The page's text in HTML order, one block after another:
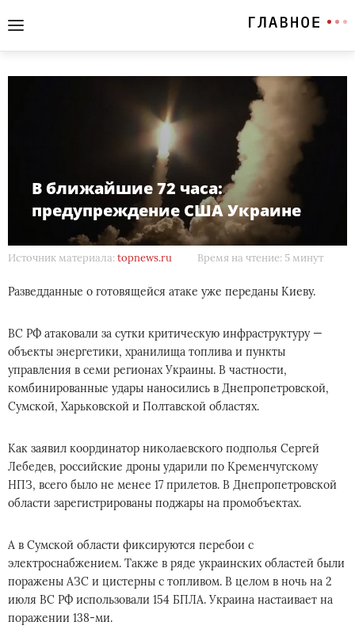
В ближайшие 72 часа:
предупреждение США Украине
Источник материала: topnews.ru Время на чтение: 5 минут
Разведданные о готовящейся атаке уже переданы Киеву.
ВС РФ атаковали за сутки критическую инфраструктуру —
объекты энергетики, хранилища топлива и пункты
управления в семи регионах Украины. В частности,
комбинированные удары наносились в Днепропетровской,
Сумской, Харьковской и Полтавской областях.
Как заявил координатор николаевского подполья Сергей
Лебедев, российские дроны ударили по Кременчугскому
НПЗ, всего было не менее 17 прилетов. В Днепропетровской
области зарегистрированы поджары на промобъектах.
А в Сумской области фиксируются перебои с
электроснабжением. Также в ряде украинских областей были
поражены АЗС и цистерны с топливом. В целом в ночь на 2
июля ВС РФ использовали 154 БПЛА. Украина настаивает на
поражении 138-ми.